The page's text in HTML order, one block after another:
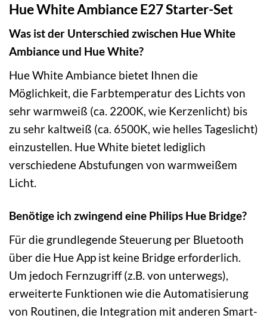
Hue White Ambiance E27 Starter-Set
Was ist der Unterschied zwischen Hue White
Ambiance und Hue White?
Hue White Ambiance bietet Ihnen die
Möglichkeit, die Farbtemperatur des Lichts von
sehr warmweiß (ca. 2200K, wie Kerzenlicht) bis
zu sehr kaltweiß (ca. 6500K, wie helles Tageslicht)
einzustellen. Hue White bietet lediglich
verschiedene Abstufungen von warmweißem
Licht.
Benötige ich zwingend eine Philips Hue Bridge?
Für die grundlegende Steuerung per Bluetooth
über die Hue App ist keine Bridge erforderlich.
Um jedoch Fernzugriff (z.B. von unterwegs),
erweiterte Funktionen wie die Automatisierung
von Routinen, die Integration mit anderen Smart-